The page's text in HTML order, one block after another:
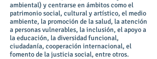
ambiental) y centrarse en ámbitos como el
patrimonio social, cultural y artístico, el medio
ambiente, la promoción de la salud, la atención
a personas vulnerables, la inclusión, el apoyo a
la educación, la diversidad funcional,
ciudadanía, cooperación internacional, el
fomento de la justicia social, entre otros.